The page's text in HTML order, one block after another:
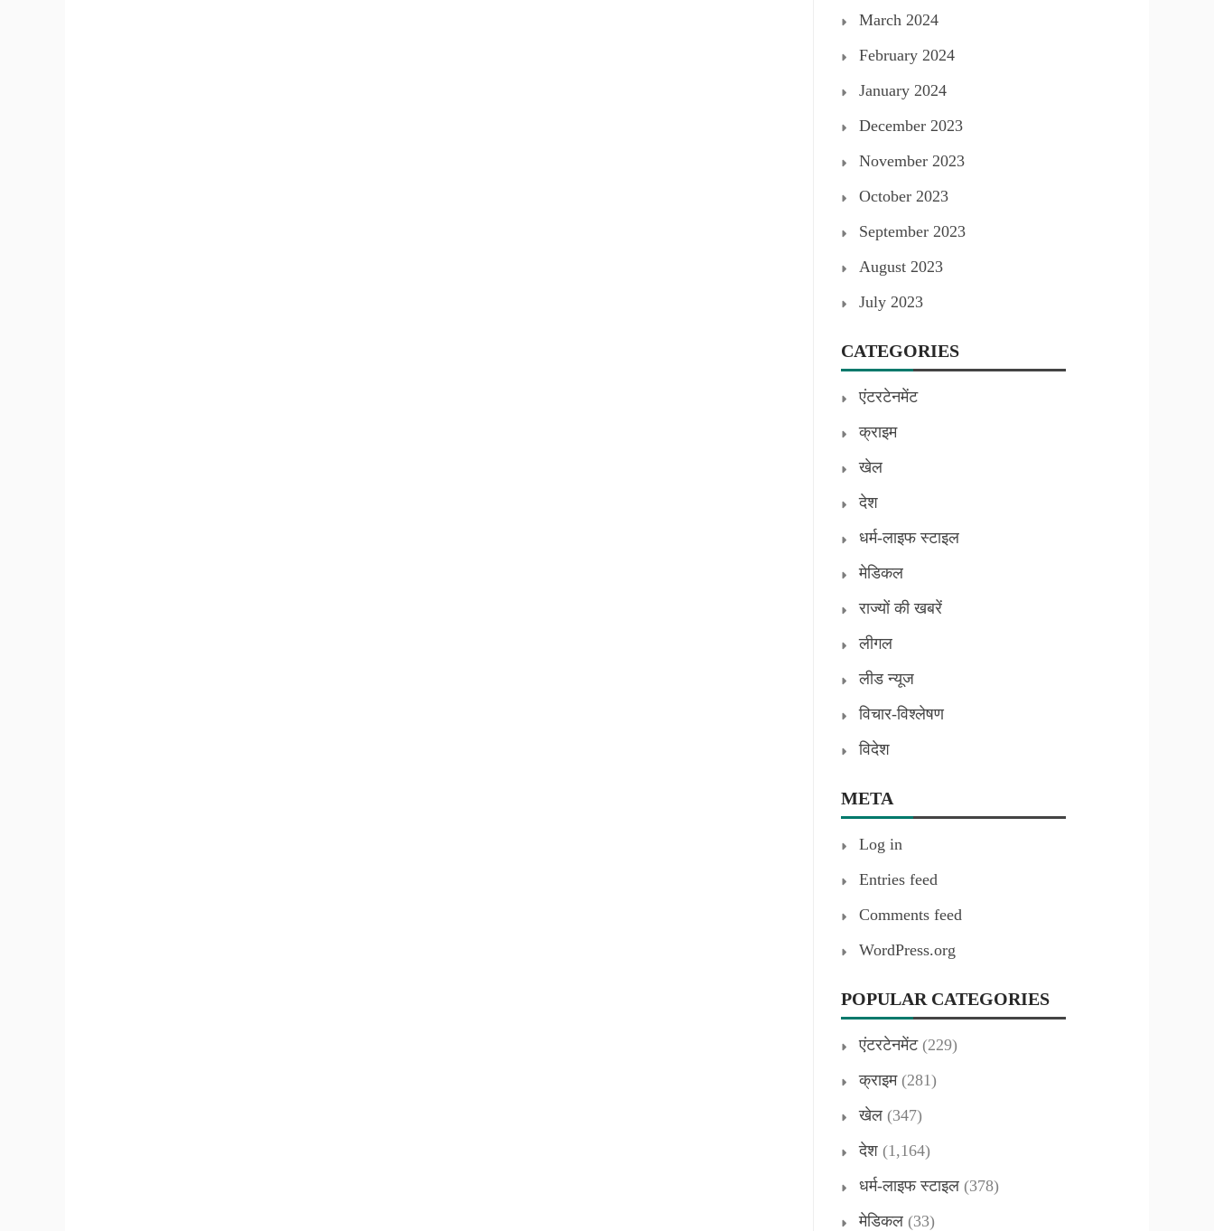
March 2024
February 2024
January 2024
December 2023
November 2023
October 2023
September 2023
August 2023
July 2023
CATEGORIES
एंटरटेनमेंट
क्राइम
खेल
देश
धर्म-लाइफ स्टाइल
मेडिकल
राज्यों की खबरें
लीगल
लीड न्यूज
विचार-विश्लेषण
विदेश
META
Log in
Entries feed
Comments feed
WordPress.org
POPULAR CATEGORIES
एंटरटेनमेंट(229)
क्राइम(281)
खेल (347)
देश (1,164)
धर्म-लाइफ स्टाइल (378)
मेडिकल (33)